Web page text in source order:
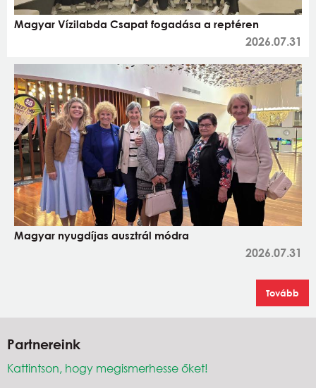
Magyar Vízilabda Csapat fogadása a reptéren
2026.07.31
Magyar nyugdíjas ausztrál módra
2026.07.31
Tovább
Partnereink
Kattintson, hogy megismerhesse őket!